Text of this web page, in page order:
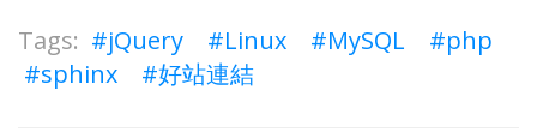
jQuery Linux MySQL
php
sphinx
好站連結